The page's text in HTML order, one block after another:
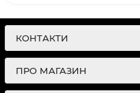
КОНТАКТИ
ПРО МАГАЗИН